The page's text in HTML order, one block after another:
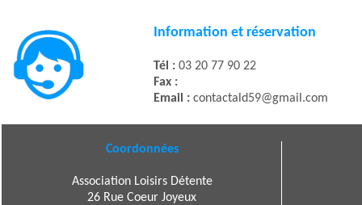
Information et réservation
Tél : 03 20 77 90 22
Fax :
Email : contactald59@gmail.com
Coordonnées
Association Loisirs Détente
26 Rue Coeur Joyeux